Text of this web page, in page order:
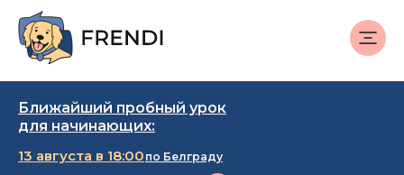
Ближайший пробный урок
для начинающих:
13 августа в 18:00 по Белграду